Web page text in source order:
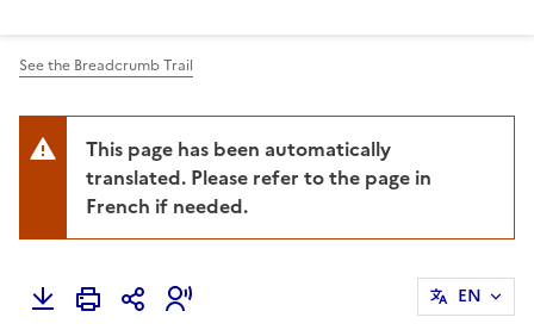
See the Breadcrumb Trail
This page has been automatically
translated. Please refer to the page in
French if needed.
EN